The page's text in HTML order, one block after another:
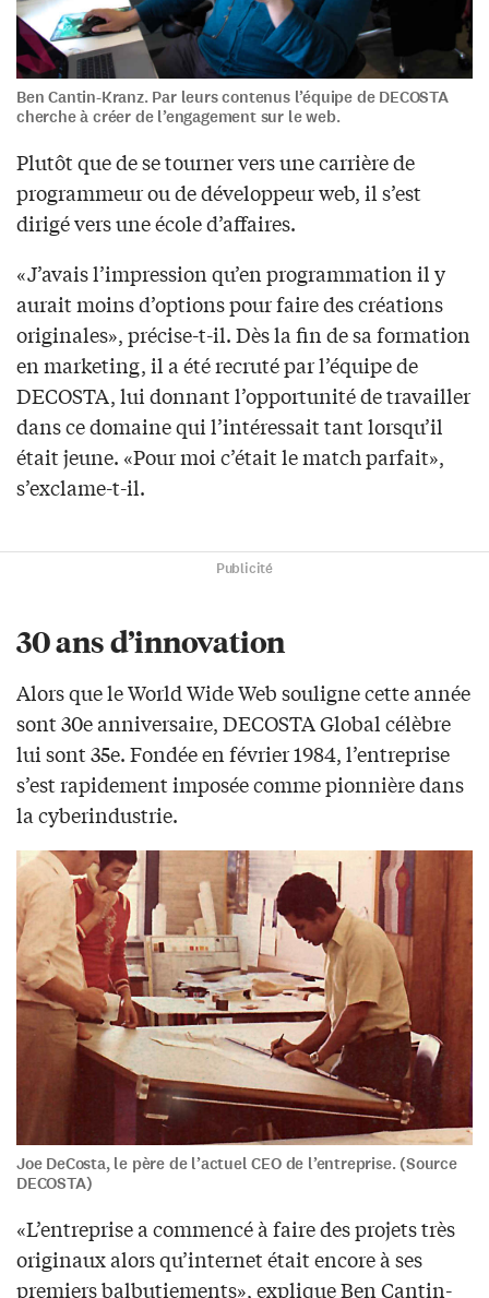
Ben Cantin-Kranz. Par leurs contenus l’équipe de DECOSTA
cherche à créer de l’engagement sur le web.
Plutôt que de se tourner vers une carrière de
programmeur ou de développeur web, il s’est
dirigé vers une école d’affaires.
«J’avais l’impression qu’en programmation il y
aurait moins d’options pour faire des créations
originales», précise-t-il. Dès la fin de sa formation
en marketing, il a été recruté par l’équipe de
DECOSTA, lui donnant l’opportunité de travailler
dans ce domaine qui l’intéressait tant lorsqu’il
était jeune. «Pour moi c’était le match parfait»,
s’exclame-t-il.
Publicité
30 ans d’innovation
Alors que le World Wide Web souligne cette année
sont 30e anniversaire, DECOSTA Global célèbre
lui sont 35e. Fondée en février 1984, l’entreprise
s’est rapidement imposée comme pionnière dans
la cyberindustrie.
Joe DeCosta, le père de l’actuel CEO de l’entreprise. (Source
DECOSTA)
«L’entreprise a commencé à faire des projets très
originaux alors qu’internet était encore à ses
premiers balbutiements», explique Ben Cantin-